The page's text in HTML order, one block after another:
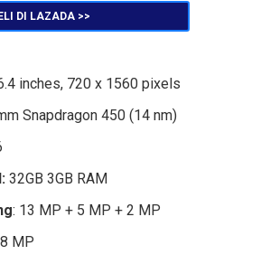
DI LAZADA >>
inches, 720 x 1560 pixels
Snapdragon 450 (14 nm)
32GB 3GB RAM
: 13 MP + 5 MP + 2 MP
8 MP